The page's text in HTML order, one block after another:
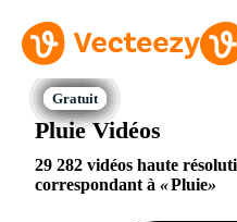
Pluie Vidéos
29 282 vidéos haute
correspondant à
Pluie